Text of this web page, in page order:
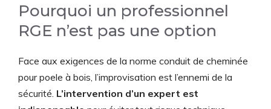
Pourquoi un professionnel
RGE n’est pas une option
Face aux exigences de la norme conduit de cheminée
pour poele à bois, l’improvisation est l’ennemi de la
sécurité. L’intervention d’un expert est